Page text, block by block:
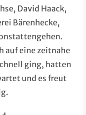
David Haack,
Bärenhecke,
auf eine zeitnahe
ging, hatten
und es freut